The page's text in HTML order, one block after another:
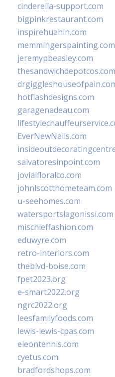
cinderella-support.com
bigpinkrestaurant.com
inspirehuahin.com
memmingerspainting.com
jeremypbeasley.com
thesandwichdepotcos.com
hotflashdesigns.com
garagenadeau.com
EverNewNails.com
salvatoresinpoint.com
jovialfloralco.com
johnlscotthometeam.com
u-seehomes.com
watersportslagonissi.com
mischieffashion.com
eduwyre.com
retro-interiors.com
theblvd-boise.com
fpet2023.org
e-smart2022.org
ngrc2022.org
leesfamilyfoods.com
lewis-lewis-cpas.com
eleontennis.com
cyetus.com
bradfordshops.com